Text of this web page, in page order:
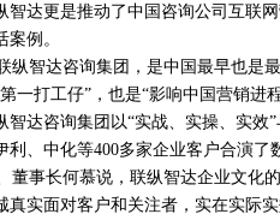
智达更是推动了中国咨询公司互联
例。
纵智达咨询集团，是中国最早也是
一打工仔”，也是“影响中国营销
智达咨询集团以“实战、实操、实效
利、中化等400多家企业客户合演了
事长何慕说，联纵智达企业文化
真实面对客户和关注者，实在实际